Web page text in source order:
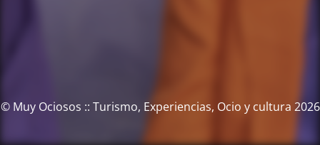
© Muy Ociosos :: Turismo, Experiencias, Ocio y cultura 2026